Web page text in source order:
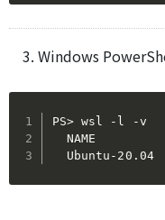
Windows
PS> wsl -l -v
NAME
Ubuntu-20.04